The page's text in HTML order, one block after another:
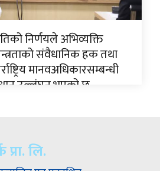
निर्णयले अभिव्यक्ति
संवैधानिक हक तथा
मानवअधिकारसम्बन्धी
उल्लंघन भएको छ
लि.